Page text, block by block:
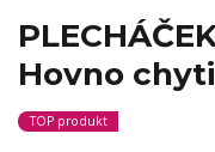
Hovno
TOP produkt